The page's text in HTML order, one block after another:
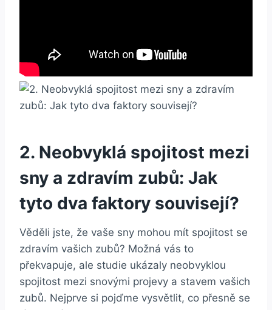
2. ​Neobvyklá spojitost mezi
sny a zdravím zubů: Jak
tyto ⁤dva faktory souvisejí?
Věděli jste, že vaše sny ‍mohou⁤ mít spojitost se
zdravím vašich zubů? Možná vás to
překvapuje, ale studie ukázaly neobvyklou ​
spojitost ​mezi snovými projevy a stavem‍ vašich
zubů. Nejprve⁢ si pojďme ⁢vysvětlit, co ​přesně se​